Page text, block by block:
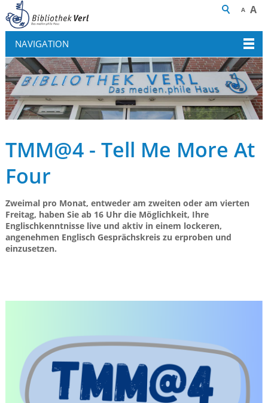
A A
NAVIGATION
TMM@4 - Tell Me More At
Four
Zweimal pro Monat, entweder am zweiten oder am vierten
Freitag, haben Sie ab 16 Uhr die Möglichkeit, Ihre
Englischkenntnisse live und aktiv in einem lockeren,
angenehmen Englisch Gesprächskreis zu erproben und
einzusetzen.